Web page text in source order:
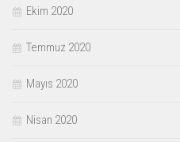
Ekim 2020
Temmuz 2020
Mayıs 2020
Nisan 2020